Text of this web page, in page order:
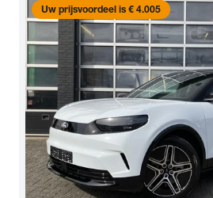
Uw prijsvoordeel is € 4.005